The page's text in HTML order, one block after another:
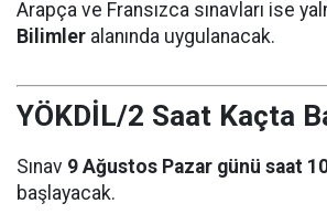
Arapça ve Fransızca sınavları ise
Bilimler alanında uygulanacak.
YÖKDİL/2 Saat Kaçta
Sınav 9 Ağustos Pazar günü saat
başlayacak.